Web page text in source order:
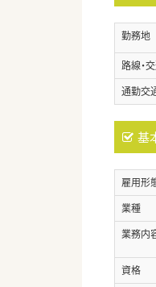
勤務地
路線・
通勤交
基
雇用形
業種
業務内
資格